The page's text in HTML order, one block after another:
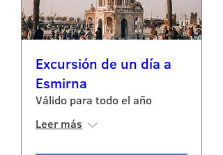
Excursión de un día a
Esmirna
Válido para todo el año
Leer más